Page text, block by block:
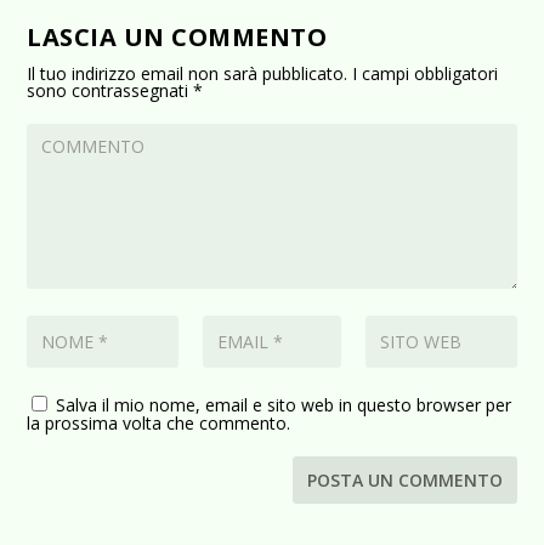
LASCIA UN COMMENTO
Il tuo indirizzo email non sarà pubblicato. I campi obbligatori
sono contrassegnati*
Salva il mio nome, email e sito web in questo browser per
la prossima volta che commento.